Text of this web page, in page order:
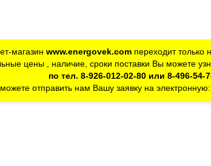
магазин www.energovek.comпереходит только
цены , наличие, сроки поставки Вы можете
по тел. 8-926-012-02-80 или 8-496-54-
отправить нам Вашу заявку на электронную: